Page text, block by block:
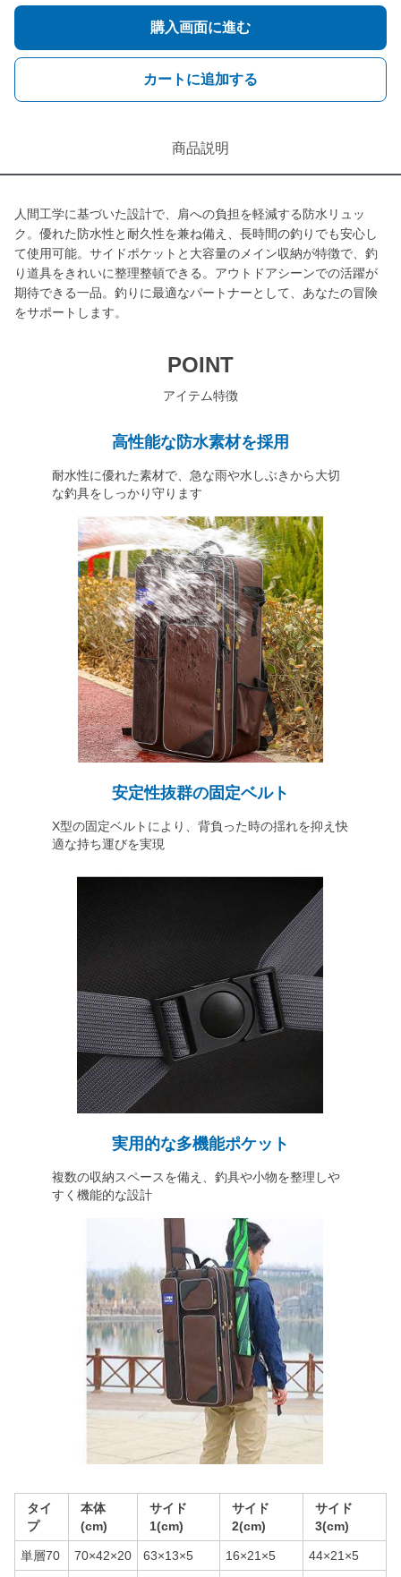
購入画面に進む
カートに追加する
商品説明
人間工学に基づいた設計で、肩への負担を軽減する防水リュッ
ク。優れた防水性と耐久性を兼ね備え、長時間の釣りでも安心し
て使用可能。サイドポケットと大容量のメイン収納が特徴で、釣
り道具をきれいに整理整頓できる。アウトドアシーンでの活躍が
期待できる一品。釣りに最適なパートナーとして、あなたの冒険
をサポートします。
POINT
アイテム特徴
高性能な防水素材を採用
耐水性に優れた素材で、急な雨や水しぶきから大切
な釣具をしっかり守ります
安定性抜群の固定ベルト
X型の固定ベルトにより、背負った時の揺れを抑え快
適な持ち運びを実現
実用的な多機能ポケット
複数の収納スペースを備え、釣具や小物を整理しや
すく機能的な設計
タイ
プ
本体
(cm)
サイド
1(cm)
サイド
2(cm)
サイド
3(cm)
単層70 70×42×20 63×13×5 16×21×5 44×21×5